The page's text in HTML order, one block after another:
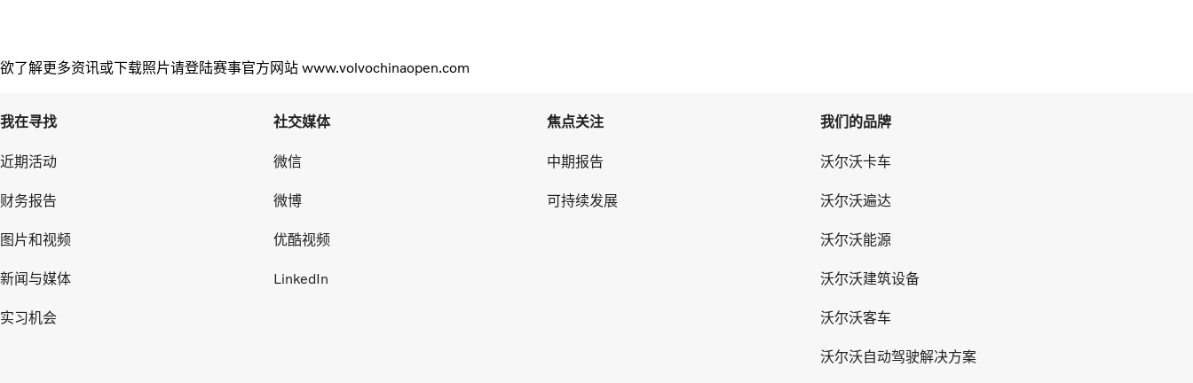
欲了解更多资讯或下载照片请登陆赛事官方网站 www.volvochinaopen.com
我在寻找
近期活动
财务报告
图片和视频
新闻与媒体
实习机会
社交媒体
微信
微博
优酷视频
LinkedIn
焦点关注
中期报告
可持续发展
我们的品牌
沃尔沃卡车
沃尔沃遍达
沃尔沃能源
沃尔沃建筑设备
沃尔沃客车
沃尔沃自动驾驶解决方案